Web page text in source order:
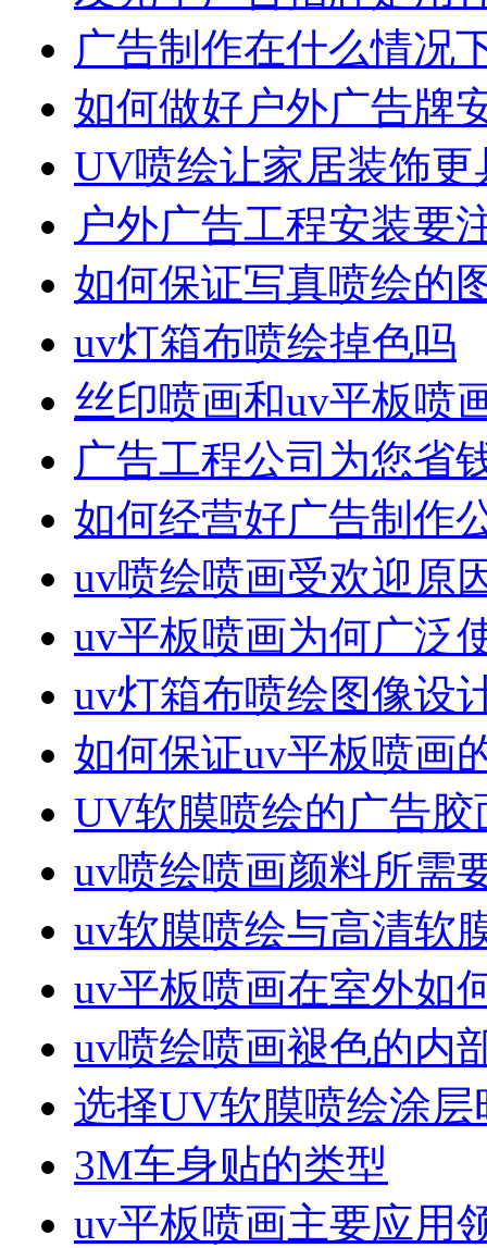
广告制作在什么情况
如何做好户外广告牌
UV喷绘让家居装饰更
户外广告工程安装要
如何保证写真喷绘的
uv灯箱布喷绘掉色吗
丝印喷画和uv平板喷
广告工程公司为您省
如何经营好广告制作
uv喷绘喷画受欢迎原
uv平板喷画为何广泛
uv灯箱布喷绘图像设
如何保证uv平板喷画
UV软膜喷绘的广告胶
uv喷绘喷画颜料所需
uv软膜喷绘与高清软
uv平板喷画在室外如
uv喷绘喷画褪色的内
选择UV软膜喷绘涂
3M车身贴的类型
uv平板喷画主要应用